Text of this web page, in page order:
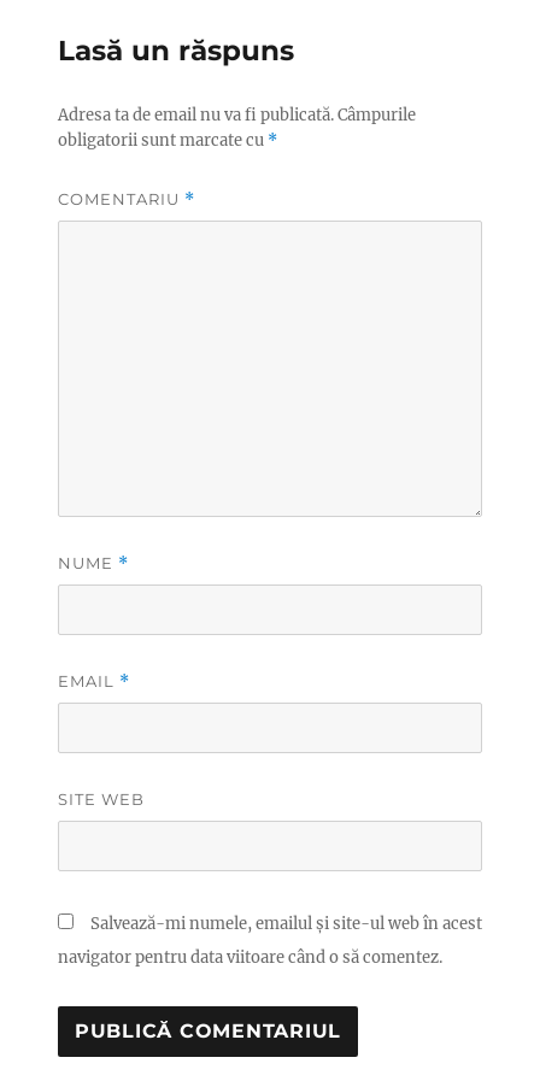
Lasă un răspuns
Adresa ta de email nu va fi publicată.Câmpurile
obligatorii sunt marcate cu *
COMENTARIU *
NUME *
EMAIL *
SITE WEB
Salvează-mi numele, emailul și site-ul web în acest
navigator pentru data viitoare când o să comentez.